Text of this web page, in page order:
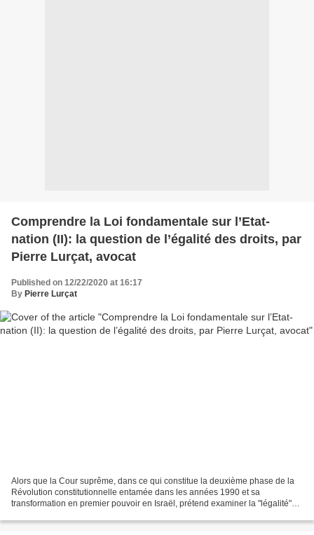
Comprendre la Loi fondamentale sur l’Etat-
nation (II): la question de l’égalité des droits, par
Pierre Lurçat, avocat
Published on 12/22/2020 at 16:17
By Pierre Lurçat
Alors que la Cour suprême, dans ce qui constitue la deuxième phase de la
Révolution constitutionnelle entamée dans les années 1990 et sa
transformation en premier pouvoir en Israël, prétend examiner la "légalité"